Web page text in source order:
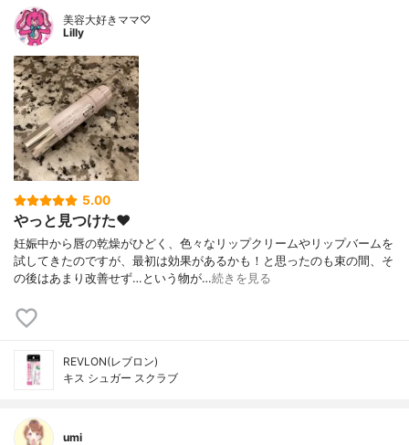
美容大好きママ♡
Lilly
5.00
やっと見つけた❤️
妊娠中から唇の乾燥がひどく、色々なリップクリームやリップバームを
試してきたのですが、最初は効果があるかも！と思ったのも束の間、そ
の後はあまり改善せず…という物が…続きを見る
REVLON(レブロン)
キス シュガー スクラブ
umi